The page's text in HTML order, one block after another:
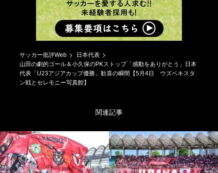
サッカー批評Web
日本代表
山田の劇的ゴール＆小久保のPKストップ「感動をありがとう」日本
代表「U23アジアカップ優勝」歓喜の瞬間【5月4日 ウズベキスタ
ン戦とセレモニー写真館】
関連記事